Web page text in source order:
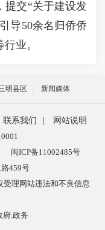
提交“关于建设发
导50余名归侨侨
业。
明县区 新闻媒体
联系我们
网站说明
闽ICP备11002485号
459号
受理网站违法和不良信息
府.政务